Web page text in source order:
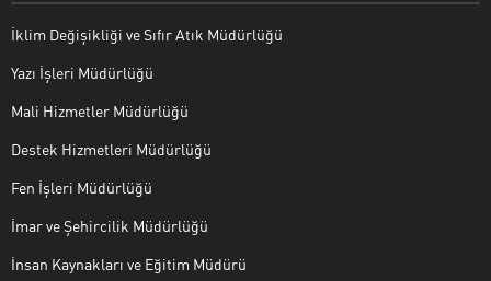
İklim Değişikliği ve Sıfır Atık Müdürlüğü
Yazı İşleri Müdürlüğü
Mali Hizmetler Müdürlüğü
Destek Hizmetleri Müdürlüğü
Fen İşleri Müdürlüğü
İmar ve Şehircilik Müdürlüğü
İnsan Kaynakları ve Eğitim Müdürü